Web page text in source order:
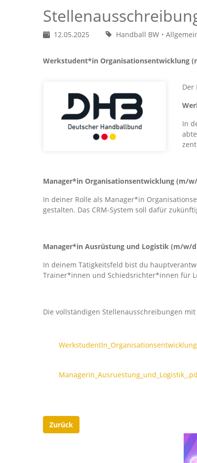
12.05.2025 Handball BW
Werkstudent*in Organisationsentwicklung
Der
In
Manager*in Organisationsentwicklung (m/
In deiner Rolle als Manager*in
gestalten. Das CRM-System soll dafür
Manager*in Ausrüstung und Logistik (m/w/
In deinem Tätigkeitsfeld bist du
Trainer*innen und Schiedsrichter*innen für
Die vollständigen Stellenausschreibungen
Zurück